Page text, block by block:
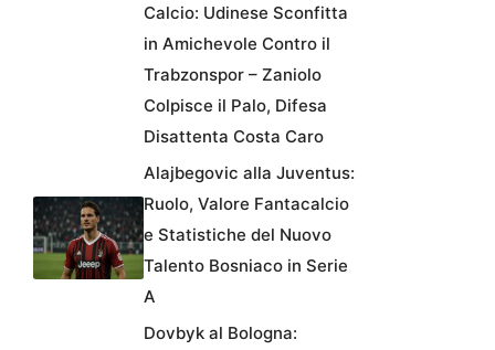
Calcio: Udinese Sconfitta
in Amichevole Contro il
Trabzonspor – Zaniolo
Colpisce il Palo, Difesa
Disattenta Costa Caro
Alajbegovic alla Juventus:
Ruolo, Valore Fantacalcio
e Statistiche del Nuovo
Talento Bosniaco in Serie
A
Dovbyk al Bologna: